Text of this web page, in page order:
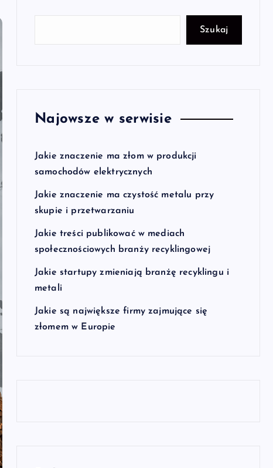
Szukaj
Najowsze w serwisie
Jakie znaczenie ma złom w produkcji
samochodów elektrycznych
Jakie znaczenie ma czystość metalu przy
skupie i przetwarzaniu
Jakie treści publikować w mediach
społecznościowych branży recyklingowej
Jakie startupy zmieniają branżę recyklingu i
metali
Jakie są największe firmy zajmujące się
złomem w Europie